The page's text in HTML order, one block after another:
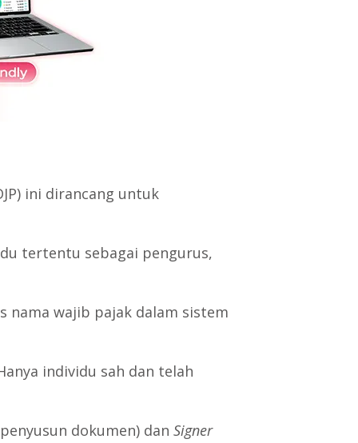
ini dirancang untuk
tertentu sebagai pengurus,
wajib pajak dalam sistem
individu sah dan telah
dokumen) danSigner